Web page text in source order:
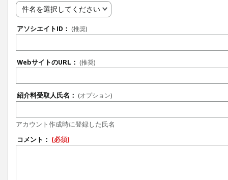
件名を選択してください
アソシエイトID： (推奨)
WebサイトのURL： (推奨)
紹介料受取人氏名： (オプション)
アカウント作成時に登録した氏名
コメント： (必須)